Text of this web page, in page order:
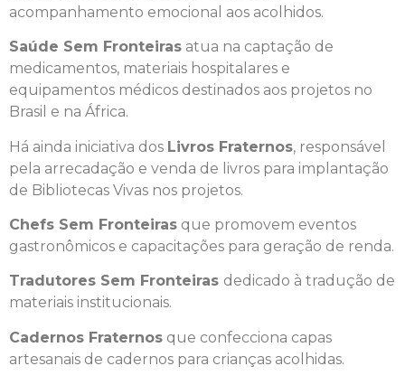
acompanhamento emocional aos acolhidos.
Saúde Sem Fronteiras atua na captação de
medicamentos, materiais hospitalares e
equipamentos médicos destinados aos projetos no
Brasil e na África.
Há ainda iniciativa dos Livros Fraternos, responsável
pela arrecadação e venda de livros para implantação
de Bibliotecas Vivas nos projetos.
Chefs Sem Fronteiras que promovem eventos
gastronômicos e capacitações para geração de renda.
Tradutores Sem Fronteiras dedicado à tradução de
materiais institucionais.
Cadernos Fraternos que confecciona capas
artesanais de cadernos para crianças acolhidas.